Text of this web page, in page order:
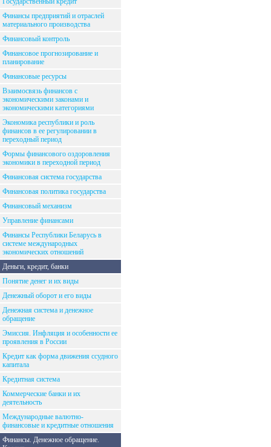
Финансы предприятий и отраслей
материального производства
Финансовый контроль
Финансовое прогнозирование и
планирование
Финансовые ресурсы
Взаимосвязь финансов с
экономическими законами и
экономическими категориями
Экономика республики и роль
финансов в ее регулировании в
переходный период
Формы финансового оздоровления
экономики в переходной период
Финансовая система государства
Финансовая политика государства
Финансовый механизм
Управление финансами
Финансы Республики Беларусь в
системе международных
экономических отношений
Деньги, кредит, банки
Понятие денег и их виды
Денежный оборот и его виды
Денежная система и денежное
обращение
Эмиссия. Инфляция и особенности ее
проявления в России
Кредит как форма движения ссудного
капитала
Кредитная система
Коммерческие банки и их
деятельность
Международные валютно-
финансовые и кредитные отношения
Финансы. Денежное обращение.